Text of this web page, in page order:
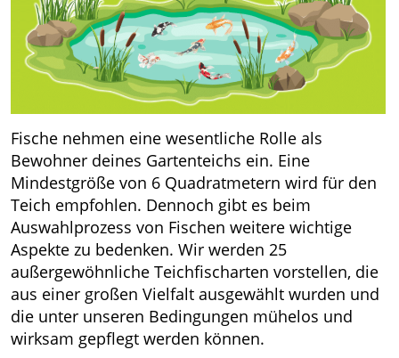
Fische nehmen eine wesentliche Rolle als
Bewohner deines Gartenteichs ein. Eine
Mindestgröße von 6 Quadratmetern wird für den
Teich empfohlen. Dennoch gibt es beim
Auswahlprozess von Fischen weitere wichtige
Aspekte zu bedenken. Wir werden 25
außergewöhnliche Teichfischarten vorstellen, die
aus einer großen Vielfalt ausgewählt wurden und
die unter unseren Bedingungen mühelos und
wirksam gepflegt werden können.